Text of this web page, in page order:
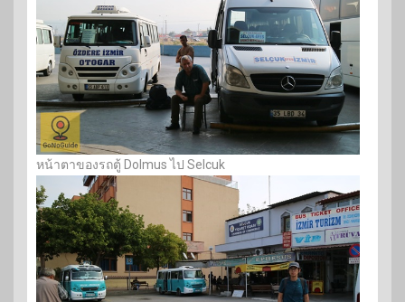
หน้าตาของรถตู้ Dolmus ไป Selcuk